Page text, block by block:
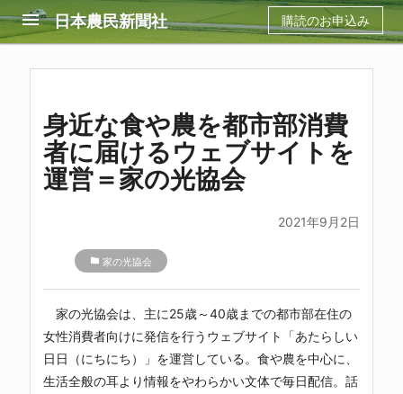
menu 日本農民新聞社 購読のお申込み
身近な食や農を都市部消費
者に届けるウェブサイトを
運営＝家の光協会
2021年9月2日
folder 家の光協会
家の光協会は、主に25歳～40歳までの都市部在住の
女性消費者向けに発信を行うウェブサイト「あたらしい
日日（にちにち）」を運営している。食や農を中心に、
生活全般の耳より情報をやわらかい文体で毎日配信。話